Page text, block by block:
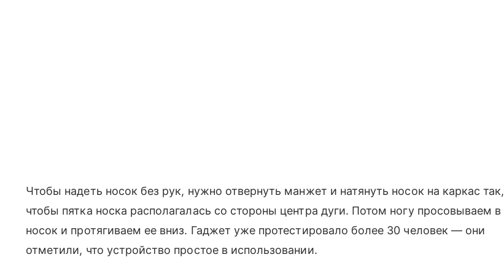
Чтобы надеть носок без рук, нужно отвернуть манжет и натянуть носок на каркас так,
чтобы пятка носка располагалась со стороны центра дуги. Потом ногу просовываем в
носок и протягиваем ее вниз. Гаджет уже протестировало более 30 человек — они
отметили, что устройство простое в использовании.